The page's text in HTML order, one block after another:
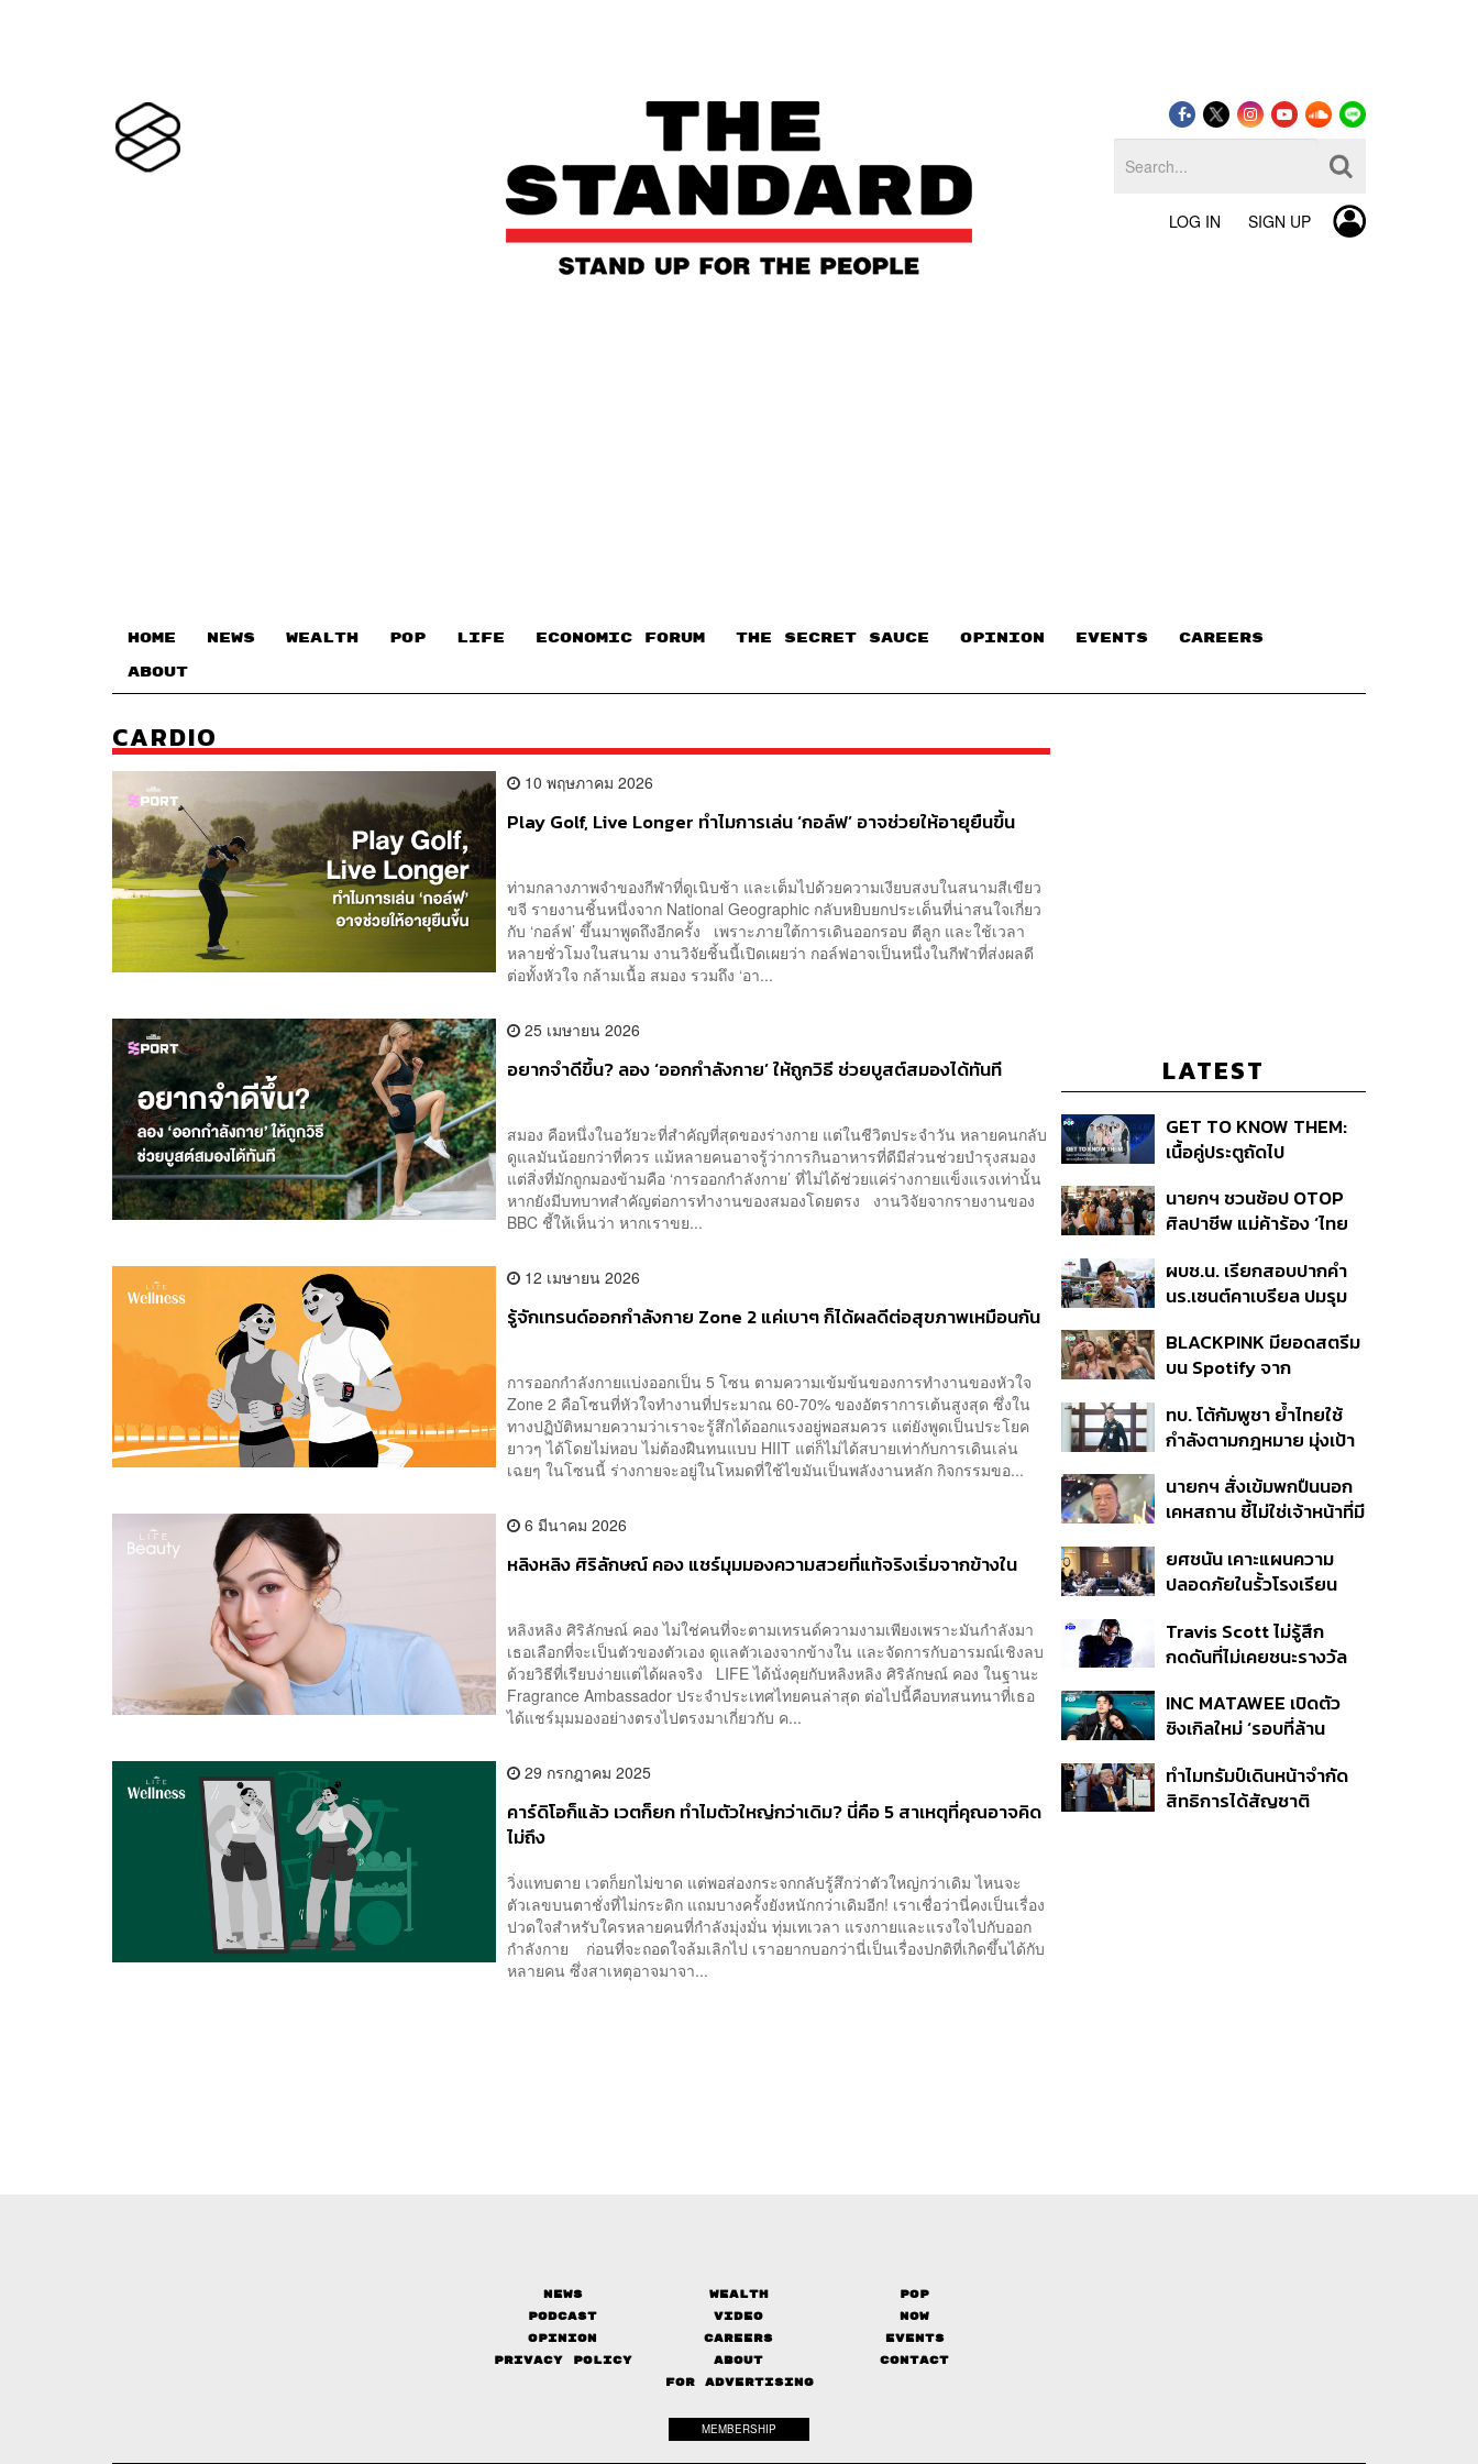
LOG IN SIGN UP
HOME NEWS WEALTH POP LIFE ECONOMIC FORUM THE SECRET SAUCE​ OPINION EVENTS CAREERS
ABOUT
CARDIO
10 พฤษภาคม 2026
Play Golf, Live Longer ทำไมการเล่น ‘กอล์ฟ’ อาจช่วยให้อายุยืนขึ้น
ท่ามกลางภาพจำของกีฬาที่ดูเนิบช้า และเต็มไปด้วยความเงียบสงบในสนามสีเขียว
ขจี รายงานชิ้นหนึ่งจาก National Geographic กลับหยิบยกประเด็นที่น่าสนใจเกี่ยว
กับ ‘กอล์ฟ’ ขึ้นมาพูดถึงอีกครั้ง เพราะภายใต้การเดินออกรอบ ตีลูก และใช้เวลา
หลายชั่วโมงในสนาม งานวิจัยชิ้นนี้เปิดเผยว่า กอล์ฟอาจเป็นหนึ่งในกีฬาที่ส่งผลดี
ต่อทั้งหัวใจ กล้ามเนื้อ สมอง รวมถึง ‘อา...
25 เมษายน 2026
อยากจำดีขึ้น? ลอง ‘ออกกำลังกาย’ ให้ถูกวิธี ช่วยบูสต์สมองได้ทันที
สมอง คือหนึ่งในอวัยวะที่สำคัญที่สุดของร่างกาย แต่ในชีวิตประจำวัน หลายคนกลับ
ดูแลมันน้อยกว่าที่ควร แม้หลายคนอาจรู้ว่าการกินอาหารที่ดีมีส่วนช่วยบำรุงสมอง
แต่สิ่งที่มักถูกมองข้ามคือ ‘การออกกำลังกาย’ ที่ไม่ได้ช่วยแค่ร่างกายแข็งแรงเท่านั้น
หากยังมีบทบาทสำคัญต่อการทำงานของสมองโดยตรง งานวิจัยจากรายงานของ
BBC ชี้ให้เห็นว่า หากเราขย...
12 เมษายน 2026
รู้จักเทรนด์ออกกำลังกาย Zone 2 แค่เบาๆ ก็ได้ผลดีต่อสุขภาพเหมือนกัน
การออกกำลังกายแบ่งออกเป็น 5 โซน ตามความเข้มข้นของการทำงานของหัวใจ
Zone 2 คือโซนที่หัวใจทำงานที่ประมาณ 60-70% ของอัตราการเต้นสูงสุด ซึ่งใน
ทางปฏิบัติหมายความว่าเราจะรู้สึกได้ออกแรงอยู่พอสมควร แต่ยังพูดเป็นประโยค
ยาวๆ ได้โดยไม่หอบ ไม่ต้องฝืนทนแบบ HIIT แต่ก็ไม่ได้สบายเท่ากับการเดินเล่น
เฉยๆ ในโซนนี้ ร่างกายจะอยู่ในโหมดที่ใช้ไขมันเป็นพลังงานหลัก กิจกรรมขอ...
6 มีนาคม 2026
หลิงหลิง ศิริลักษณ์ คอง แชร์มุมมองความสวยที่แท้จริงเริ่มจากข้างใน
หลิงหลิง ศิริลักษณ์ คอง ไม่ใช่คนที่จะตามเทรนด์ความงามเพียงเพราะมันกำลังมา
เธอเลือกที่จะเป็นตัวของตัวเอง ดูแลตัวเองจากข้างใน และจัดการกับอารมณ์เชิงลบ
ด้วยวิธีที่เรียบง่ายแต่ได้ผลจริง LIFE ได้นั่งคุยกับหลิงหลิง ศิริลักษณ์ คอง ในฐานะ
Fragrance Ambassador ประจำประเทศไทยคนล่าสุด ต่อไปนี้คือบทสนทนาที่เธอ
ได้แชร์มุมมองอย่างตรงไปตรงมาเกี่ยวกับ ค...
29 กรกฎาคม 2025
คาร์ดิโอก็แล้ว เวตก็ยก ทำไมตัวใหญ่กว่าเดิม? นี่คือ 5 สาเหตุที่คุณอาจคิด
ไม่ถึง
วิ่งแทบตาย เวตก็ยกไม่ขาด แต่พอส่องกระจกกลับรู้สึกว่าตัวใหญ่กว่าเดิม ไหนจะ
ตัวเลขบนตาชั่งที่ไม่กระดิก แถมบางครั้งยังหนักกว่าเดิมอีก! เราเชื่อว่านี่คงเป็นเรื่อง
ปวดใจสำหรับใครหลายคนที่กำลังมุ่งมั่น ทุ่มเทเวลา แรงกายและแรงใจไปกับออก
กำลังกาย ก่อนที่จะถอดใจล้มเลิกไป เราอยากบอกว่านี่เป็นเรื่องปกติที่เกิดขึ้นได้กับ
หลายคน ซึ่งสาเหตุอาจมาจา...
LATEST
GET TO KNOW THEM:
เนื้อคู่ประตูถัดไป
นายกฯ ชวนช้อป OTOP
ศิลปาชีพ แม่ค้าร้อง ‘ไทย
ถามมีต่อไหม นายกฯ ตอบ
‘เดี๋ยวจะพยายาม’
ผบช.น. เรียกสอบปากคำ
นร.เซนต์คาเบรียล ปมรุม
ดำเนินคดีแล้ว
BLACKPINK มียอดสตรีม
บน Spotify จาก
ครั้ง ตลอด 10 ปีที่ผ่านมา
ทบ. โต้กัมพูชา ย้ำไทยใช้
กำลังตามกฎหมาย มุ่งเป้า
หายไทยไม่อาจลบด้วย
ข้อมูลบิดเบือน
นายกฯ สั่งเข้มพกปืนนอก
เคหสถาน ชี้ไม่ใช่เจ้าหน้าที่มี
ก่อเหตุ เจ้าของร่วมรับผิด
ยศชนัน เคาะแผนความ
ปลอดภัยในรั้วโรงเรียน
ดูแล-คุมเข้มคัดกรองสิ่ง
ผิดกฎหมาย
Travis Scott ไม่รู้สึก
กดดันที่ไม่เคยชนะรางวัล
แล้ว 10 ครั้ง
INC MATAWEE เปิดตัว
ซิงเกิลใหม่ ‘รอบที่ล้าน
มาแสดงในมิวสิกวิดีโอ
ทำไมทรัมป์เดินหน้าจำกัด
สิทธิการได้สัญชาติ
News Wealth
Pop
Podcast
Video
Now
Opinion
Careers
Events
Privacy Policy
About
Contact
FOR ADVERTISING
MEMBERSHIP